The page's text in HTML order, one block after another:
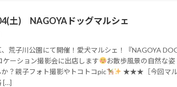
土) NAGOYAドッグマルシェ
荒子川公園にて開催！愛犬マルシェ！『NAGOYA
ケーション撮影会に出店します
お散歩風景の自然な姿
？親子フォト撮影やトコトコpic
★★★［今回マ
[…]